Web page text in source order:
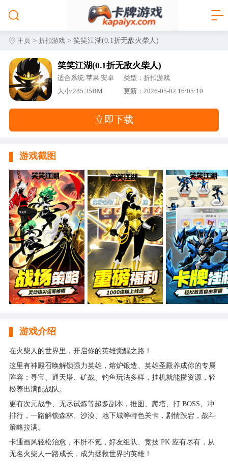
主页 >折扣游戏 > 笑笑江湖(0.1折无敌火柴人)
笑笑江湖(0.1折无敌火柴人)
适合系统:苹果 安卓
类型：折扣游戏
大小:285.35BM
更新：2026-05-02 16:05:10
立即下载
游戏截图
游戏介绍
在火柴人的世界里，开启你的英雄觉醒之路！
这里有神殿召唤解锁强力英雄，熔炉锻造、英雄圣殿养成你的专属
阵容；寻宝、通天塔、矿战、钓鱼玩法多样，挂机就能攒资源，轻
松养出满配战队。
更有次元战争、无尽试炼等超多副本，推图、爬塔、打 BOSS、冲
排行，一路解锁森林、沙漠、地下城等特色关卡，剧情跌宕，战斗
策略拉满。
卡通画风轻松治愈，不肝不氪，好友组队、竞技 PK 应有尽有，从
无名火柴人一路成长，成为拯救世界的英雄！